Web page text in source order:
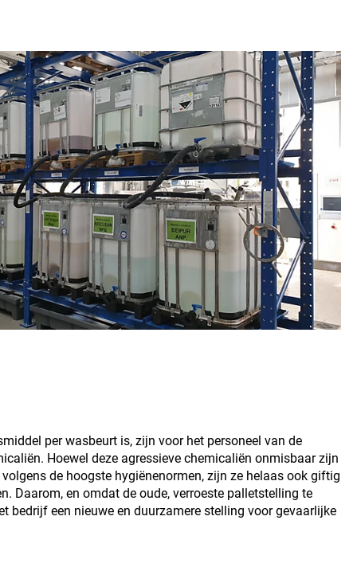
per wasbeurt is, zijn voor het personeel van de
Hoewel deze agressieve chemicaliën onmisbaar zijn
de hoogste hygiënenormen, zijn ze helaas ook giftig
Daarom, en omdat de oude, verroeste palletstelling te
bedrijf een nieuwe en duurzamere stelling voor gevaarlijke